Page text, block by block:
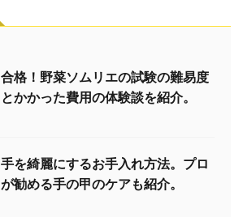
合格！野菜ソムリエの試験の難易度
とかかった費用の体験談を紹介。
手を綺麗にするお手入れ方法。プロ
が勧める手の甲のケアも紹介。